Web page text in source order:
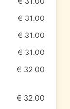
€ 31.00
€ 31.00
€ 31.00
€ 32.00
€ 32.00